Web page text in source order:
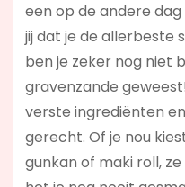
een op de andere
jij dat je de allerbeste
ben je zeker nog niet
gravenzande
verste ingrediënten
gerecht. Of je nou
gunkan of maki roll,